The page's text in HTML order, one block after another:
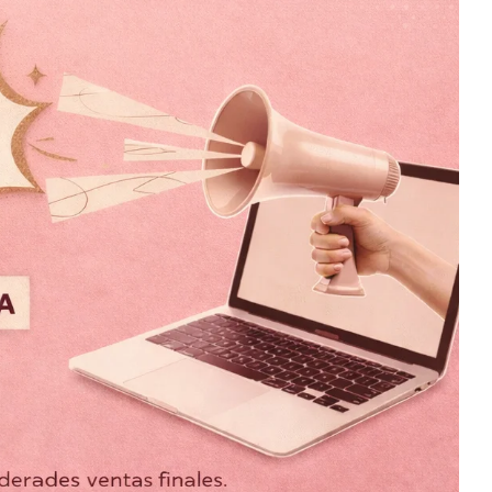
Negro
$950.00 Mascota vaca
$899.00